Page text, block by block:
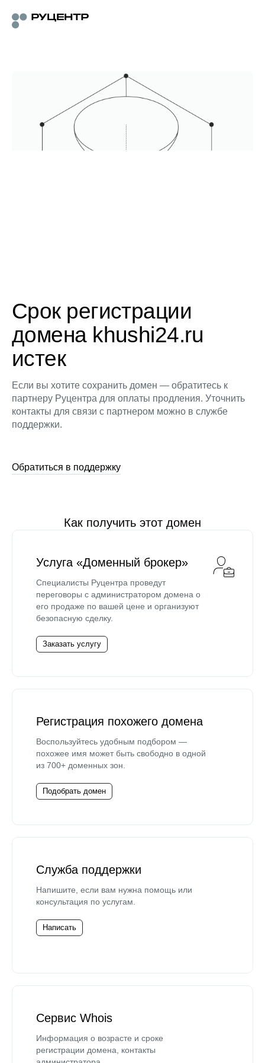
Срок регистрации
домена khushi24.ru
истек
Если вы хотите сохранить домен — обратитесь к
партнеру Руцентра для оплаты продления. Уточнить
контакты для связи с партнером можно в службе
поддержки.
Обратиться в поддержку
Как получить этот домен
Услуга «Доменный брокер»
Специалисты Руцентра проведут
переговоры с администратором домена о
его продаже по вашей цене и организуют
безопасную сделку.
Заказать услугу
Регистрация похожего домена
Воспользуйтесь удобным подбором —
похожее имя может быть свободно в одной
из 700+ доменных зон.
Подобрать домен
Служба поддержки
Напишите, если вам нужна помощь или
консультация по услугам.
Написать
Сервис Whois
Информация о возрасте и сроке
регистрации домена, контакты